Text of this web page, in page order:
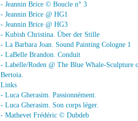
- Jeannin Brice © Boucle n° 3
- Jeannin Brice @ HG1
- Jeannin Brice @ HG3
- Kubish Christina. Über der Stille
- La Barbara Joan. Sound Painting Cologne 1
- LaBelle Brandon. Conduit
- Labelle/Roden @ The Blue Whale-Sculpture
Bertoia.
Links
- Luca Gherasim. Passionnément.
- Luca Gherasim. Son corps léger.
- Mathevet Frédéric © Dubdeb